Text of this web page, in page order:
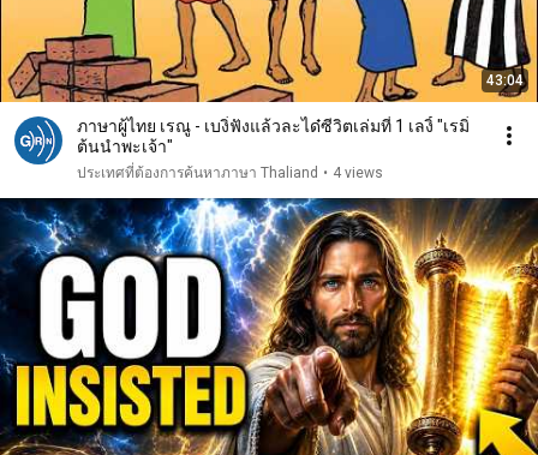
43:04
ภาษาผู้ไทย เรณู - เบงิ่ฟังแล้วละได๋ซีวิตเล่มที่ 1 เลงิ้ "เรมิ่
ต้นนำพะเจ้า"
ประเทศที่ต้องการค้นหาภาษา Thaliand • 4 views